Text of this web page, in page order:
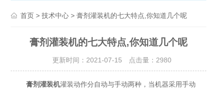
首页 >技术中心 > 膏剂灌装机的七大特点,你知道几个呢
膏剂灌装机的七大特点,你知道几个呢
更新时间：2021-07-15 点击量： 2980
膏剂灌装机灌装动作分自动与手动两种，当机器采用手动